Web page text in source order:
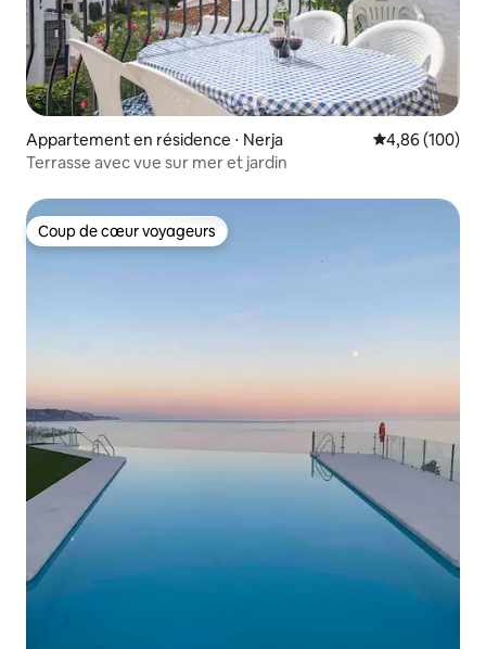
Appartement en résidence ⋅ Nerja Évaluation
4,86 (100)
Terrasse avec vue sur mer et jardin
Coup de cœur voyageurs
Coup de cœur voyageurs